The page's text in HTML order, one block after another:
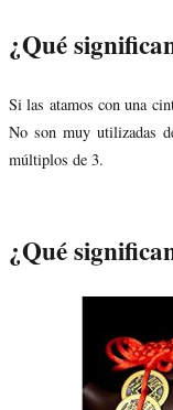
¿Qué
Si las atamos con una
No son muy utilizadas
múltiplos de 3.
¿Qué